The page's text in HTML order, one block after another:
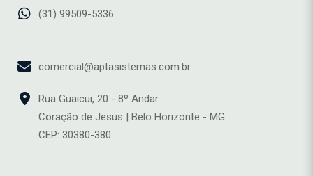
(31) 99509-5336
comercial@aptasistemas.com.br
Rua Guaicui, 20 - 8º Andar
Coração de Jesus | Belo Horizonte - MG
CEP: 30380-380